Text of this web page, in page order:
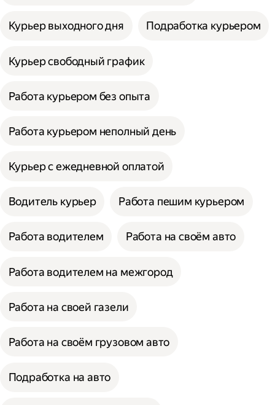
Курьер выходного дня Подработка курьером
Курьер свободный график
Работа курьером без опыта
Работа курьером неполный день
Курьер с ежедневной оплатой
Водитель курьер Работа пешим курьером
Работа водителем Работа на своём авто
Работа водителем на межгород
Работа на своей газели
Работа на своём грузовом авто
Подработка на авто